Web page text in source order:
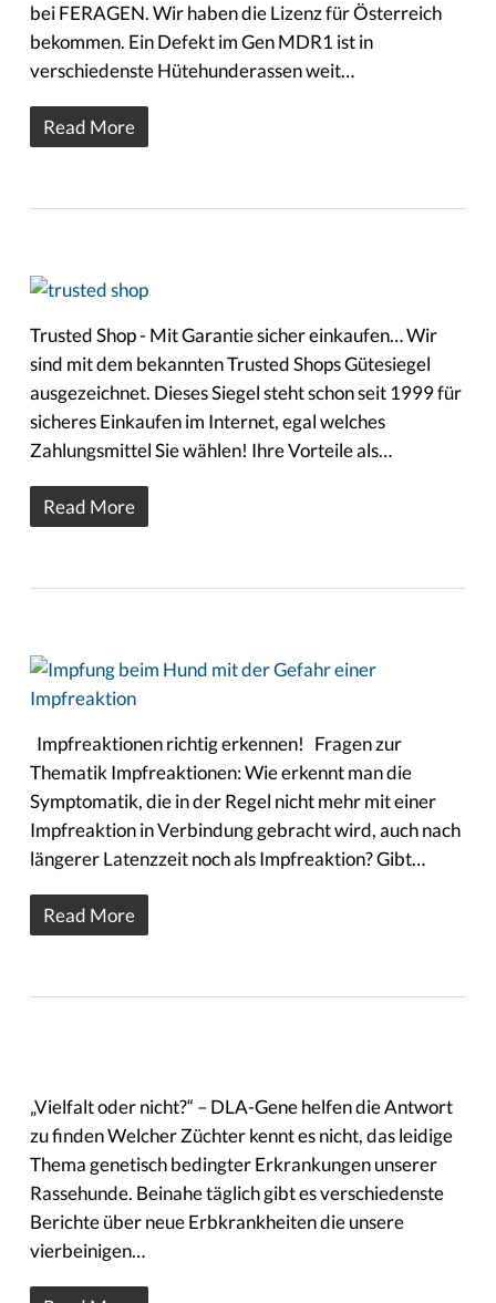
bei FERAGEN. Wir haben die Lizenz für Österreich
bekommen. Ein Defekt im Gen MDR1 ist in
verschiedenste Hütehunderassen weit…
Read More
Trusted Shop - Mit Garantie sicher einkaufen… Wir
sind mit dem bekannten Trusted Shops Gütesiegel
ausgezeichnet. Dieses Siegel steht schon seit 1999 für
sicheres Einkaufen im Internet, egal welches
Zahlungsmittel Sie wählen! Ihre Vorteile als…
Read More
Impfreaktionen richtig erkennen! Fragen zur
Thematik Impfreaktionen: Wie erkennt man die
Symptomatik, die in der Regel nicht mehr mit einer
Impfreaktion in Verbindung gebracht wird, auch nach
längerer Latenzzeit noch als Impfreaktion? Gibt…
Read More
„Vielfalt oder nicht?“ – DLA-Gene helfen die Antwort
zu finden Welcher Züchter kennt es nicht, das leidige
Thema genetisch bedingter Erkrankungen unserer
Rassehunde. Beinahe täglich gibt es verschiedenste
Berichte über neue Erbkrankheiten die unsere
vierbeinigen…